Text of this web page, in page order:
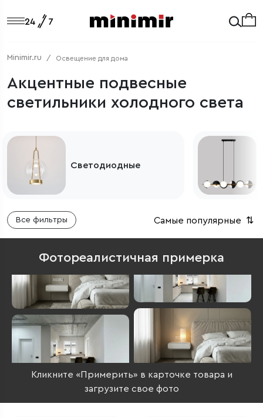
Minimir.ru Освещение для дома
Акцентные подвесные
светильники холодного света
светильники для кухни
Все фильтры Самые популярные ⇅
Фотореалистичная примерка
Кликните «Примерить» в карточке товара и
загрузите свое фото